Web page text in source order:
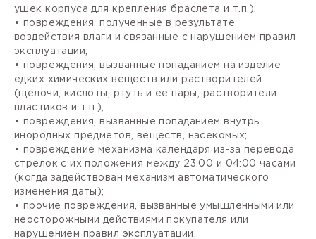
ушек корпуса для крепления браслета и т.п.);
• повреждения, полученные в результате
воздействия влаги и связанные с нарушением правил
эксплуатации;
• повреждения, вызванные попаданием на изделие
едких химических веществ или растворителей
(щелочи, кислоты, ртуть и ее пары, растворители
пластиков и т.п.);
• повреждения, вызванные попаданием внутрь
инородных предметов, веществ, насекомых;
• повреждение механизма календаря из-за перевода
стрелок с их положения между 23:00 и 04:00 часами
(когда задействован механизм автоматического
изменения даты);
• прочие повреждения, вызванные умышленными или
неосторожными действиями покупателя или
нарушением правил эксплуатации.